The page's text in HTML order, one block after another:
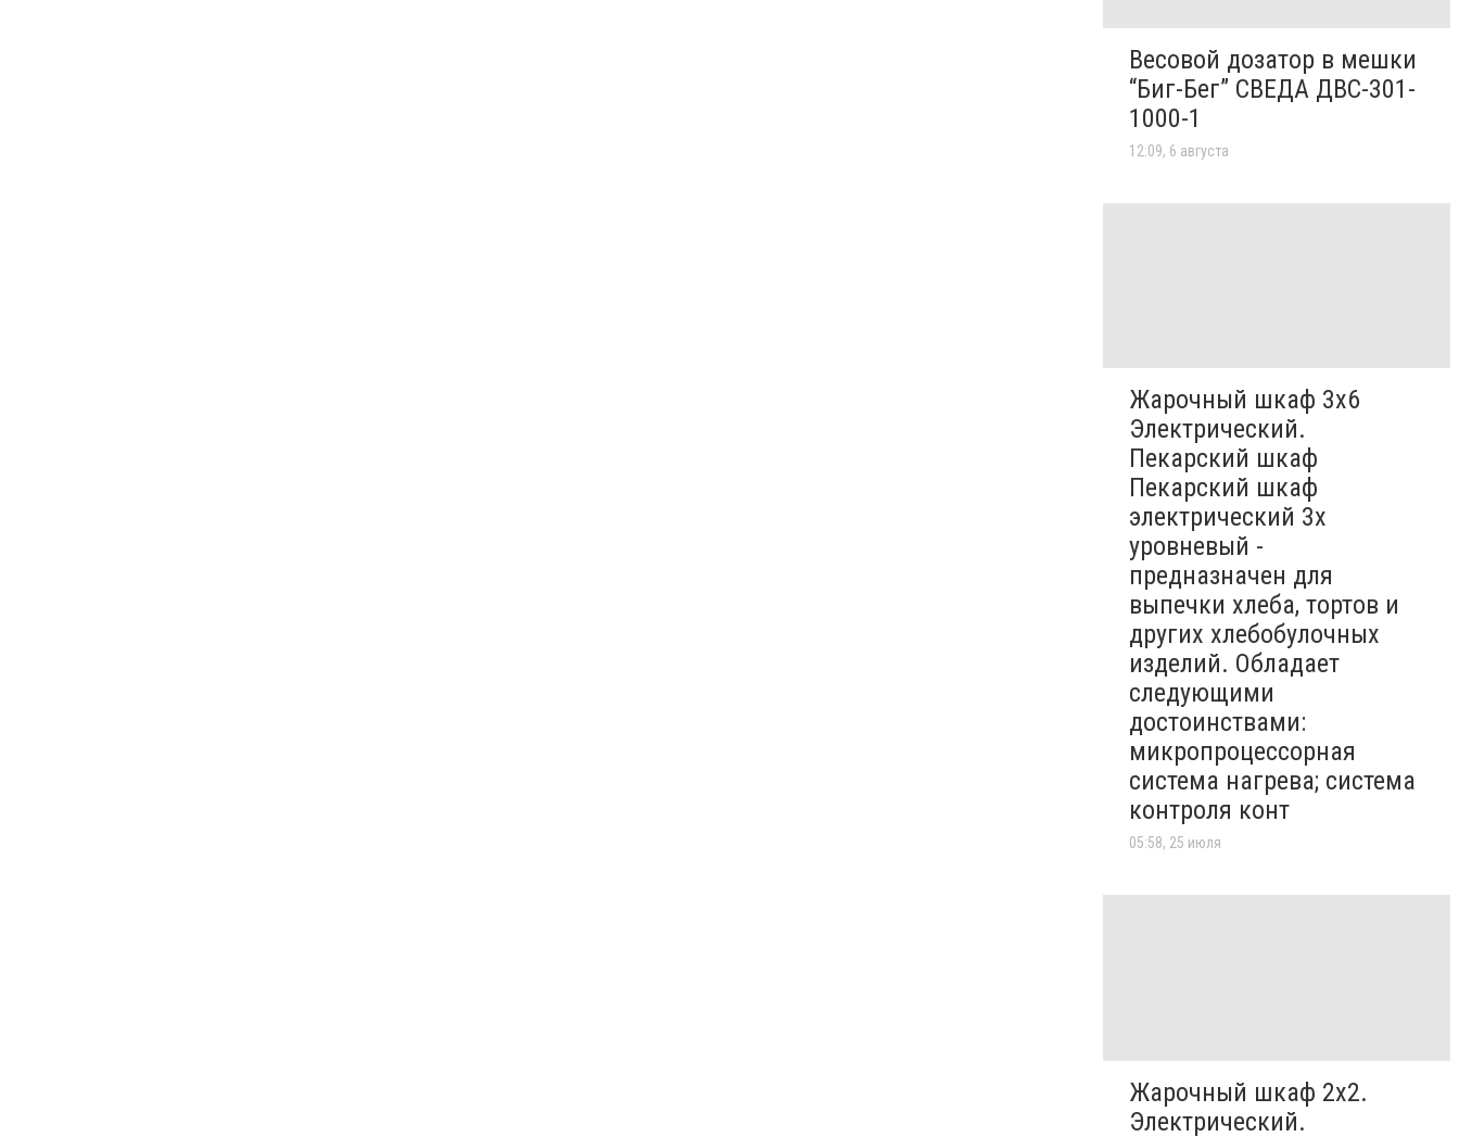
Весовой дозатор в мешки
“Биг-Бег” СВЕДА ДВС-301-
1000-1
12:09, 6 августа
Жарочный шкаф 3х6
Электрический.
Пекарский шкаф
Пекарский шкаф
электрический 3х
уровневый -
предназначен для
выпечки хлеба, тортов и
других хлебобулочных
изделий. Обладает
следующими
достоинствами:
микропроцессорная
система нагрева; система
контроля конт
05:58, 25 июля
Жарочный шкаф 2х2.
Электрический.